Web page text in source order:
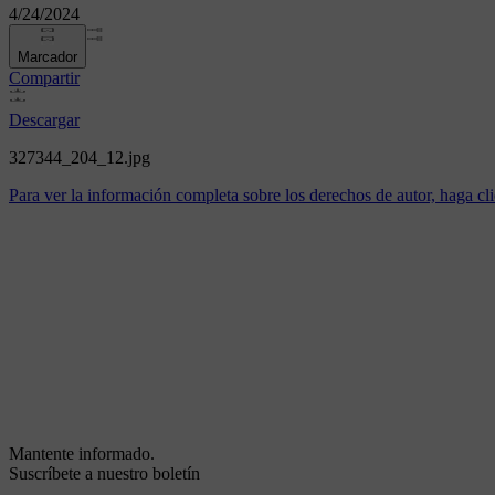
4/24/2024
Marcador
Compartir
Descargar
327344_204_12.jpg
Para ver la información completa sobre los derechos de autor, haga